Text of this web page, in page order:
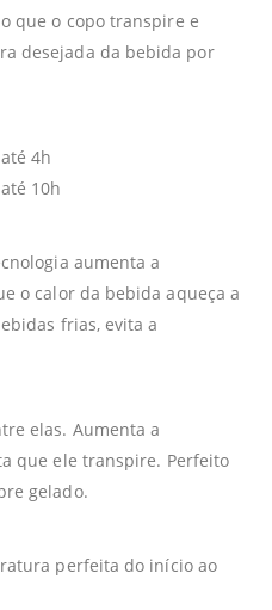
que o copo transpire e
desejada da bebida por
4h
10h
aumenta a
o calor da bebida aqueça a
frias, evita a
elas. Aumenta a
que ele transpire. Perfeito
gelado.
perfeita do início ao